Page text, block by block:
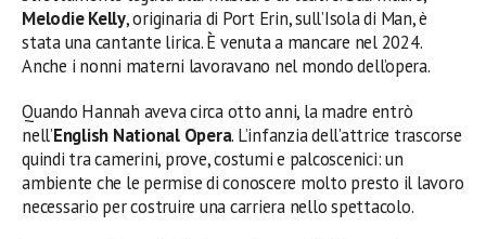
Melodie Kelly, originaria di Port Erin, sull’Isola di Man, è
stata una cantante lirica. È venuta a mancare nel 2024.
Anche i nonni materni lavoravano nel mondo dell’opera.
Quando Hannah aveva circa otto anni, la madre entrò
nell’English National Opera. L’infanzia dell’attrice trascorse
quindi tra camerini, prove, costumi e palcoscenici: un
ambiente che le permise di conoscere molto presto il lavoro
necessario per costruire una carriera nello spettacolo.